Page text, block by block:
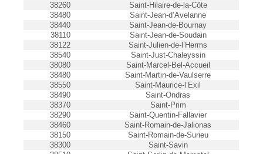
38260
Saint-Hilaire-de-la-Côte
38480
Saint-Jean-d’Avelanne
38440
Saint-Jean-de-Bournay
38110
Saint-Jean-de-Soudain
38122
Saint-Julien-de-l’Herms
38540
Saint-Just-Chaleyssin
38080
Saint-Marcel-Bel-Accueil
38480
Saint-Martin-de-Vaulserre
38550
Saint-Maurice-l’Exil
38490
Saint-Ondras
38370
Saint-Prim
38290
Saint-Quentin-Fallavier
38460
Saint-Romain-de-Jalionas
38150
Saint-Romain-de-Surieu
38300
Saint-Savin